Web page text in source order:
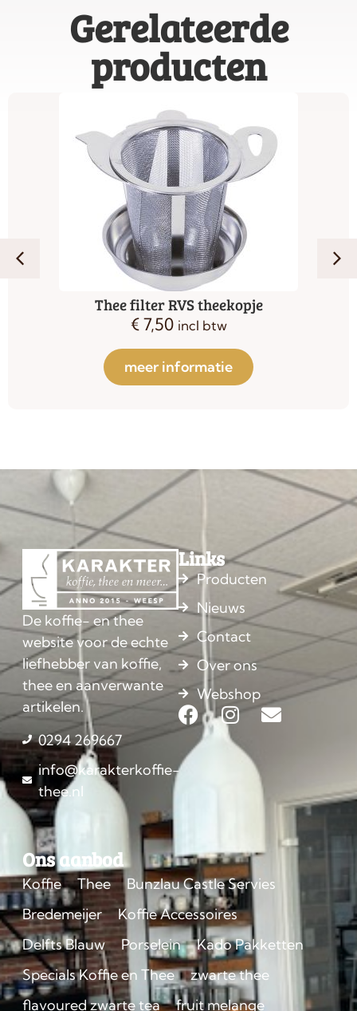
Gerelateerde
producten
Theelicht Verona Bredemeijer
19,95€14,95 incl btw
meer informatie
De koffie- en thee
website voor de echte
liefhebber van koffie,
thee en aanverwante
artikelen.
0294 269667
info@karakterkoffie-
thee.nl
Links
Producten
Nieuws
Contact
Over ons
Webshop
Ons aanbod
Koffie Thee
Bunzlau Castle Servies
Bredemeijer
Koffie Accessoires
Delfts Blauw
Porselein
Kado Pakketten
Specials Koffie en Thee
zwarte thee
flavoured zwarte tea
fruit melange